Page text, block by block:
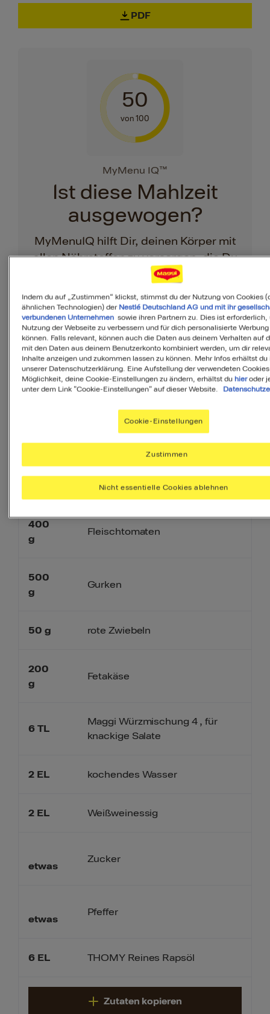
PDF
50
von 100
MyMenu IQ™
Ist diese Mahlzeit
ausgewogen?
MyMenuIQ hilft Dir, deinen Körper mit
allen Nährstoffen zu versorgen, die Du
täglich brauchst.
Ihr Menü erstellen
Vorspeise Beilage Dessert
400
g
500
g
50 g
200
g
6 TL
2 EL
2 EL
etwas
etwas
6 EL
Fleischtomaten
Gurken
rote Zwiebeln
Fetakäse
Maggi Würzmischung 4 , für
knackige Salate
kochendes Wasser
Weißweinessig
Zucker
Pfeffer
THOMY Reines Rapsöl
Zutaten kopieren
Indem du auf „Zustimmen“ klickst, stimmst du der Nutzung von Cookies
ähnlichen Technologien) der Nestlé Deutschland AG und mit ihr
verbundenen Unternehmensowie ihren Partnern zu. Dies ist erforderlich,
Nutzung der Webseite zu verbessern und für dich personalisierte
können. Falls relevant, können auch die Daten aus deinem Verhalten auf
mit den Daten aus deinem Benutzerkonto kombiniert werden, um dir
Inhalte anzeigen und zukommen lassen zu können. Mehr Infos erhältst du
unserer Datenschutzerklärung. Eine Aufstellung der verwendeten
Möglichkeit, deine Cookie-Einstellungen zu ändern, erhältst du hieroder
unter dem Link "Cookie-Einstellungen" auf dieser Website.
Cookie-Einstellungen
Nicht essentielle Cookies ablehnen
Zustimmen